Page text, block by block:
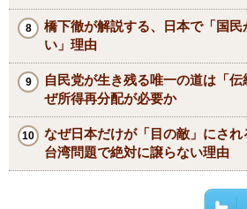
橋下徹が解説する、日本で「国
い」理由
自民党が生き残る唯一の道は「
ぜ所得再分配が必要か
なぜ日本だけが「目の敵」にさ
台湾問題で絶対に譲らない理由